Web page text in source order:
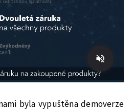
byla vypuštěna demoverze